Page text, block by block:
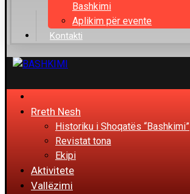
Bashkimi
Aplikim për evente
Kontakti
Rreth Nesh
Historiku i Shoqatës “Bashkimi”
Revistat tona
Ekipi
Aktivitete
Vallëzimi